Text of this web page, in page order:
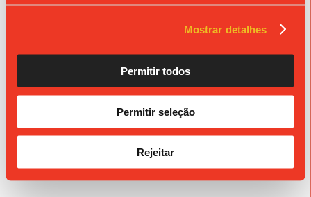
Mostrar detalhes
Permitir todos
Permitir seleção
Rejeitar